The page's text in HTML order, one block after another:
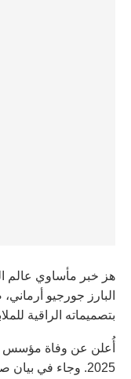
هز خبر مأساوي عالم
بتصميماته الراقية
2025. وجاء في